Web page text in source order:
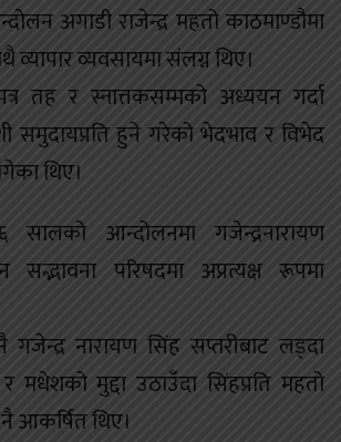
अगाडी राजेन्द्र महतो काठमाण्डौमा
व्यापार व्यवसायमा संलग्न थिए।
तह र स्नात्तकसम्मको अध्ययन गर्दा
समुदायप्रति हुने गरेको भेदभाव र विभेद
थिए।
सालको आन्दोलनमा गजेन्द्रनारायण
सद्भावना परिषदमा अप्रत्यक्ष रूपमा
गजेन्द्र नारायण सिंह सप्तरीबाट लड्दा
मधेशको मुद्दा उठाउँदा सिंहप्रति महतो
नै आकर्षित थिए।